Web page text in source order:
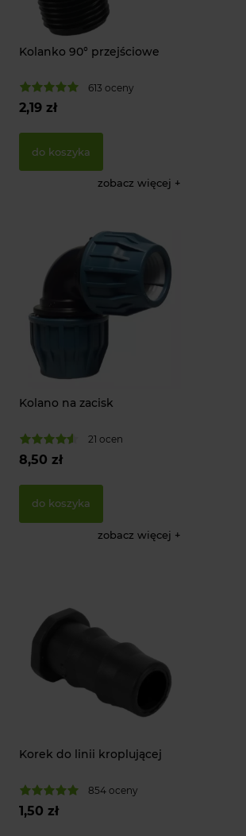
Kolanko 90° przejściowe
613 oceny
2,19 zł
do koszyka
zobacz więcej
Kolano na zacisk
21 ocen
8,50 zł
do koszyka
zobacz więcej
Korek do linii kroplującej
854 oceny
1,50 zł